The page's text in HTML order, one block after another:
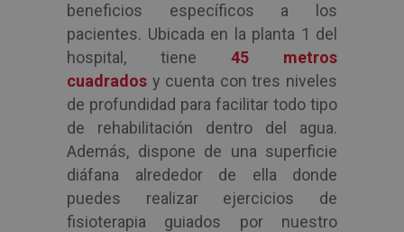
beneficios específicos a los
pacientes. Ubicada en la planta 1 del
hospital, tiene 45 metros
cuadrados y cuenta con tres niveles
de profundidad para facilitar todo tipo
de rehabilitación dentro del agua.
Además, dispone de una superficie
diáfana alrededor de ella donde
puedes realizar ejercicios de
fisioterapia guiados por nuestro